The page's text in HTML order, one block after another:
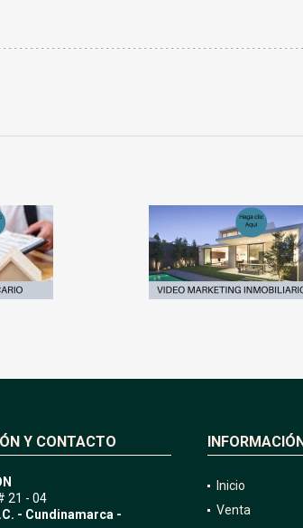
Y CONTACTO
21 - 04
- Cundinamarca -
Inicio
Venta